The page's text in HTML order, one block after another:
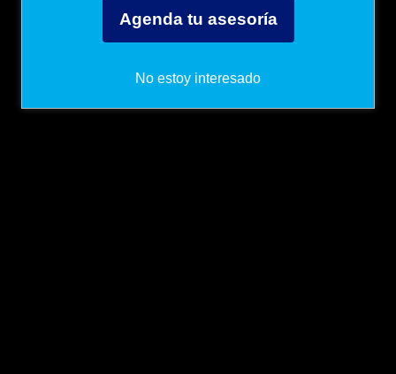
Agenda tu asesoría
No estoy interesado